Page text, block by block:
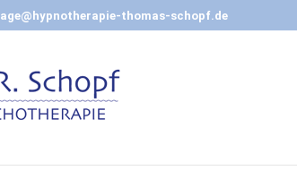
thomas-schopf.de